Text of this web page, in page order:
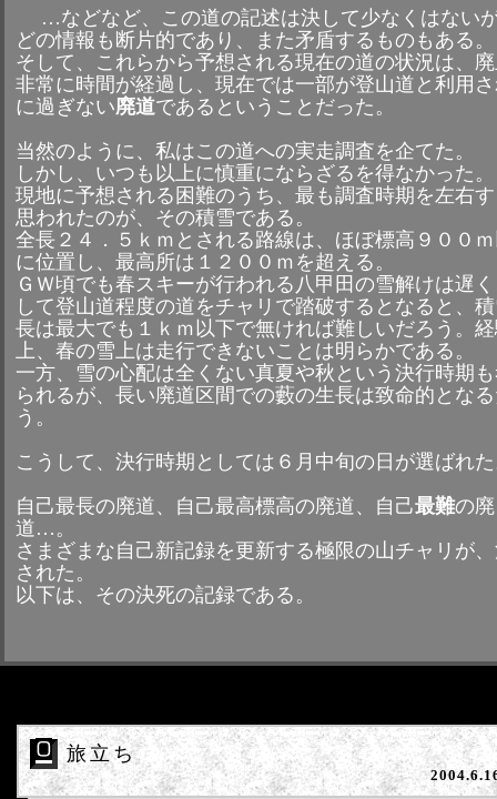
…などなど、この道の記述は決して少なくはない
どの情報も断片的であり、また矛盾するものもある。
そして、これらから予想される現在の道の状況は、
非常に時間が経過し、現在では一部が登山道と利用
に過ぎない廃道であるということだった。
当然のように、私はこの道への実走調査を企てた。
しかし、いつも以上に慎重にならざるを得なかった。
現地に予想される困難のうち、最も調査時期を左右
思われたのが、その積雪である。
全長２４．５ｋｍとされる路線は、ほぼ標高９００
に位置し、最高所は１２００ｍを超える。
ＧＷ頃でも春スキーが行われる八甲田の雪解けは遅
して登山道程度の道をチャリで踏破するとなると、
長は最大でも１ｋｍ以下で無ければ難しいだろう。
上、春の雪上は走行できないことは明らかである。
一方、雪の心配は全くない真夏や秋という決行時期
られるが、長い廃道区間での藪の生長は致命的とな
う。
こうして、決行時期としては６月中旬の日が選ばれ
自己最長の廃道、自己最高標高の廃道、自己最難の廃
道…。
さまざまな自己新記録を更新する極限の山チャリが
された。
以下は、その決死の記録である。
旅立ち